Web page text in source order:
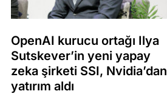
OpenAI kurucu ortağı Ilya
Sutskever’in yeni yapay
zeka şirketi SSI, Nvidia’dan
yatırım aldı